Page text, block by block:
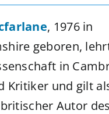
, 1976 in
geboren,
in
Kritiker und gilt
Autor